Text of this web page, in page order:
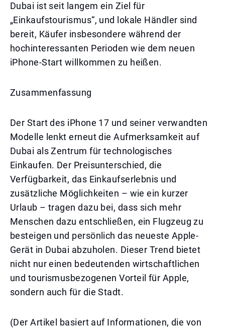
Dubai ist seit langem ein Ziel für
„Einkaufstourismus“, und lokale Händler sind
bereit, Käufer insbesondere während der
hochinteressanten Perioden wie dem neuen
iPhone-Start willkommen zu heißen.
Zusammenfassung
Der Start des iPhone 17 und seiner verwandten
Modelle lenkt erneut die Aufmerksamkeit auf
Dubai als Zentrum für technologisches
Einkaufen. Der Preisunterschied, die
Verfügbarkeit, das Einkaufserlebnis und
zusätzliche Möglichkeiten – wie ein kurzer
Urlaub – tragen dazu bei, dass sich mehr
Menschen dazu entschließen, ein Flugzeug zu
besteigen und persönlich das neueste Apple-
Gerät in Dubai abzuholen. Dieser Trend bietet
nicht nur einen bedeutenden wirtschaftlichen
und tourismusbezogenen Vorteil für Apple,
sondern auch für die Stadt.
(Der Artikel basiert auf Informationen, die von